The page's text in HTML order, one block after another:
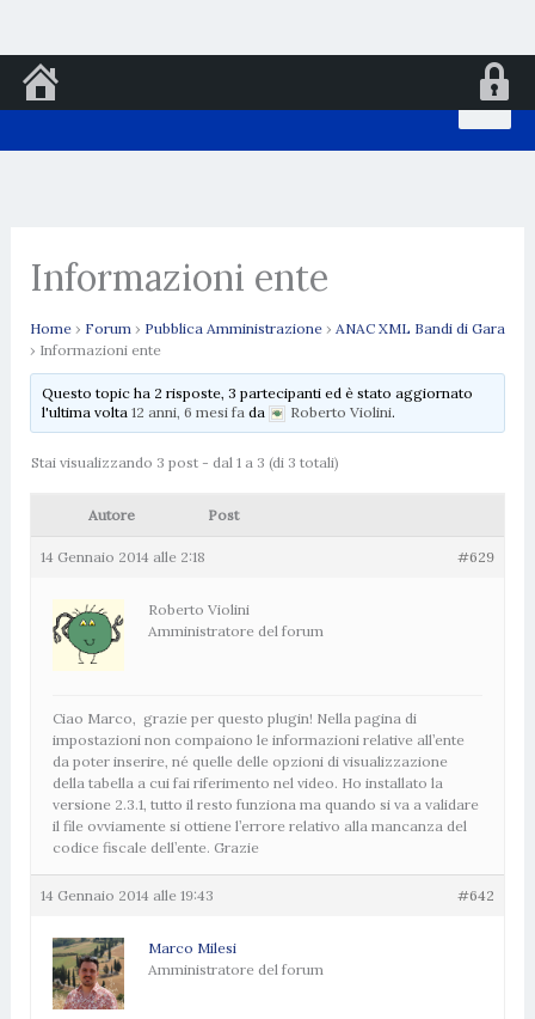
al
Informazioni ente
Home › Forum › Pubblica Amministrazione › ANAC XML Bandi di Gara
› Informazioni ente
Questo topic ha 2 risposte, 3 partecipanti ed è stato aggiornato
l'ultima volta 12 anni, 6 mesi fada Roberto Violini.
Stai visualizzando 3 post - dal 1 a 3 (di 3 totali)
Autore Post
14 Gennaio 2014 alle 2:18 #629
Roberto Violini
Amministratore del forum
Ciao Marco, grazie per questo plugin! Nella pagina di
impostazioni non compaiono le informazioni relative all’ente
da poter inserire, né quelle delle opzioni di visualizzazione
della tabella a cui fai riferimento nel video. Ho installato la
versione 2.3.1, tutto il resto funziona ma quando si va a validare
il file ovviamente si ottiene l’errore relativo alla mancanza del
codice fiscale dell’ente. Grazie
14 Gennaio 2014 alle 19:43 #642
Marco Milesi
Amministratore del forum